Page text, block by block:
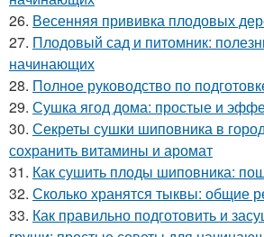
26. Весенняя прививка плодовых
27. Плодовый сад и питомник:
начинающих
28. Полное руководство по
29. Сушка ягод дома: простые и
30. Секреты сушки шиповника в
сохранить витамины и аромат
31. Как сушить плоды шиповника:
32. Сколько хранятся тыквы: общие
33. Как правильно подготовить и